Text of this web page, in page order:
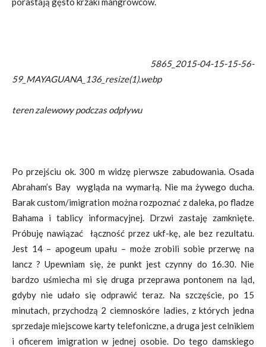
5865_2015-04-15-15-56-
59_MAYAGUANA_136_resize(1).webp
teren zalewowy podczas odpływu
Po przejściu ok. 300 m widzę pierwsze zabudowania. Osada
Abraham’s Bay wygląda na wymarłą. Nie ma żywego ducha.
Barak custom/imigration można rozpoznać z daleka, po fladze
Bahama i tablicy informacyjnej. Drzwi zastaję zamknięte.
Próbuję nawiązać łączność przez ukf-kę, ale bez rezultatu.
Jest 14 – apogeum upału – może zrobili sobie przerwę na
lancz ? Upewniam się, że punkt jest czynny do 16.30. Nie
bardzo uśmiecha mi się druga przeprawa pontonem na ląd,
gdyby nie udało się odprawić teraz. Na szczęście, po 15
minutach, przychodzą 2 ciemnoskóre ladies, z których jedna
sprzedaje miejscowe karty telefoniczne, a druga jest celnikiem
i oficerem imigration w jednej osobie. Do tego damskiego